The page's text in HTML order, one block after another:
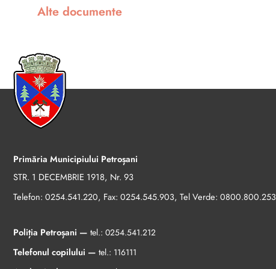
Alte documente
Primăria Municipiului Petroșani
STR. 1 DECEMBRIE 1918, Nr. 93
Telefon: 0254.541.220, Fax: 0254.545.903, Tel Verde: 0800.800.253
Poliția Petroșani — tel.: 0254.541.212
Telefonul copilului — tel.: 116111